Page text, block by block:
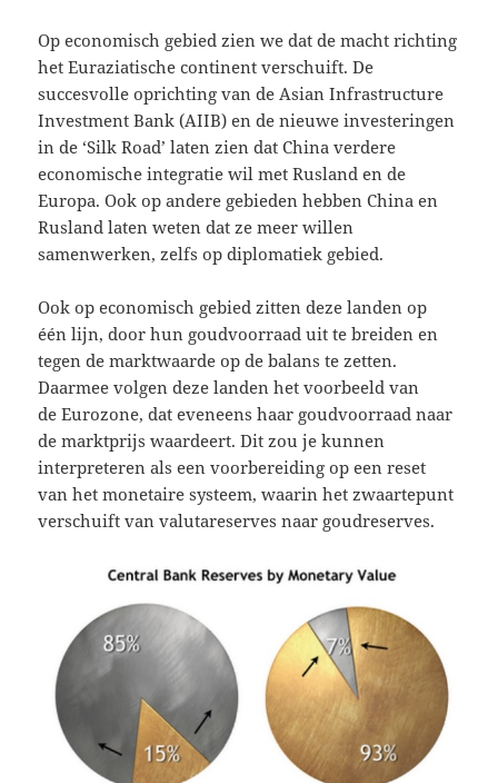
Op economisch gebied zien we dat de macht richting
het Euraziatische continent verschuift. De
succesvolle oprichting van de Asian Infrastructure
Investment Bank (AIIB) en de nieuwe investeringen
in de ‘Silk Road’ laten zien dat China verdere
economische integratie wil met Rusland en de
Europa. Ook op andere gebieden hebben China en
Rusland laten weten dat ze meer willen
samenwerken, zelfs op diplomatiek gebied.
Ook op economisch gebied zitten deze landen op
één lijn, door hun goudvoorraad uit te breiden en
tegen de marktwaarde op de balans te zetten.
Daarmee volgen deze landen het voorbeeld van
de Eurozone, dat eveneens haar goudvoorraad naar
de marktprijs waardeert. Dit zou je kunnen
interpreteren als een voorbereiding op een reset
van het monetaire systeem, waarin het zwaartepunt
verschuift van valutareserves naar goudreserves.